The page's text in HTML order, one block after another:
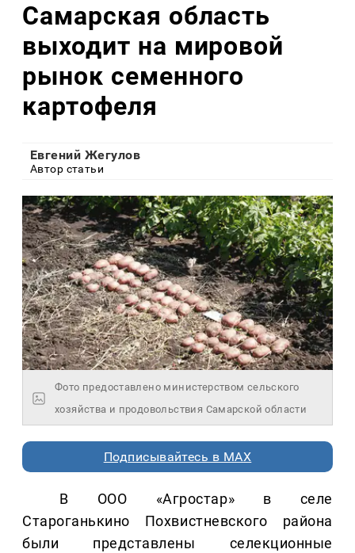
Самарская область
выходит на мировой
рынок семенного
картофеля
Евгений Жегулов
Автор статьи
Фото предоставлено министерством сельского
хозяйства и продовольствия Самарской области
Подписывайтесь в MAX
В ООО «Агростар» в селе
Староганькино Похвистневского района
были представлены селекционные